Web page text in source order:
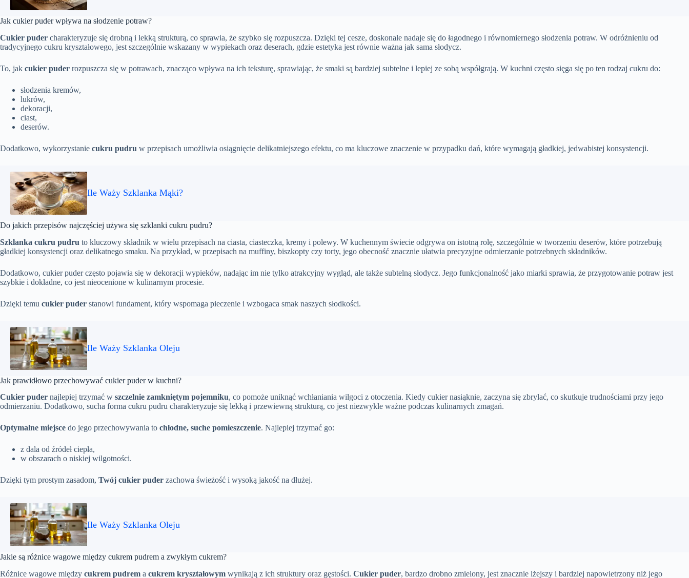
Jak cukier puder wpływa na słodzenie potraw?
Cukier puder charakteryzuje się drobną i lekką strukturą, co sprawia, że szybko się rozpuszcza. Dzięki tej cesze, doskonale nadaje się do łagodnego i równomiernego słodzenia potraw. W odróżnieniu od
tradycyjnego cukru kryształowego, jest szczególnie wskazany w wypiekach oraz deserach, gdzie estetyka jest równie ważna jak sama słodycz.
To, jak cukier puder rozpuszcza się w potrawach, znacząco wpływa na ich teksturę, sprawiając, że smaki są bardziej subtelne i lepiej ze sobą współgrają. W kuchni często sięga się po ten rodzaj cukru do:
słodzenia kremów,
lukrów,
dekoracji,
ciast,
deserów.
Dodatkowo, wykorzystanie cukru pudru w przepisach umożliwia osiągnięcie delikatniejszego efektu, co ma kluczowe znaczenie w przypadku dań, które wymagają gładkiej, jedwabistej konsystencji.
Ile Waży Szklanka Mąki?
Do jakich przepisów najczęściej używa się szklanki cukru pudru?
Szklanka cukru pudru to kluczowy składnik w wielu przepisach na ciasta, ciasteczka, kremy i polewy. W kuchennym świecie odgrywa on istotną rolę, szczególnie w tworzeniu deserów, które potrzebują
gładkiej konsystencji oraz delikatnego smaku. Na przykład, w przepisach na muffiny, biszkopty czy torty, jego obecność znacznie ułatwia precyzyjne odmierzanie potrzebnych składników.
Dodatkowo, cukier puder często pojawia się w dekoracji wypieków, nadając im nie tylko atrakcyjny wygląd, ale także subtelną słodycz. Jego funkcjonalność jako miarki sprawia, że przygotowanie potraw jest
szybkie i dokładne, co jest nieocenione w kulinarnym procesie.
Dzięki temu cukier puder stanowi fundament, który wspomaga pieczenie i wzbogaca smak naszych słodkości.
Ile Waży Szklanka Oleju
Jak prawidłowo przechowywać cukier puder w kuchni?
Cukier puder najlepiej trzymać w szczelnie zamkniętym pojemniku, co pomoże uniknąć wchłaniania wilgoci z otoczenia. Kiedy cukier nasiąknie, zaczyna się zbrylać, co skutkuje trudnościami przy jego
odmierzaniu. Dodatkowo, sucha forma cukru pudru charakteryzuje się lekką i przewiewną strukturą, co jest niezwykle ważne podczas kulinarnych zmagań.
Optymalne miejsce do jego przechowywania to chłodne, suche pomieszczenie. Najlepiej trzymać go:
z dala od źródeł ciepła,
w obszarach o niskiej wilgotności.
Dzięki tym prostym zasadom, Twój cukier puder zachowa świeżość i wysoką jakość na dłużej.
Ile Waży Szklanka Oleju
Jakie są różnice wagowe między cukrem pudrem a zwykłym cukrem?
Różnice wagowe między cukrem pudrem a cukrem kryształowym wynikają z ich struktury oraz gęstości. Cukier puder, bardzo drobno zmielony, jest znacznie lżejszy i bardziej napowietrzony niż jego